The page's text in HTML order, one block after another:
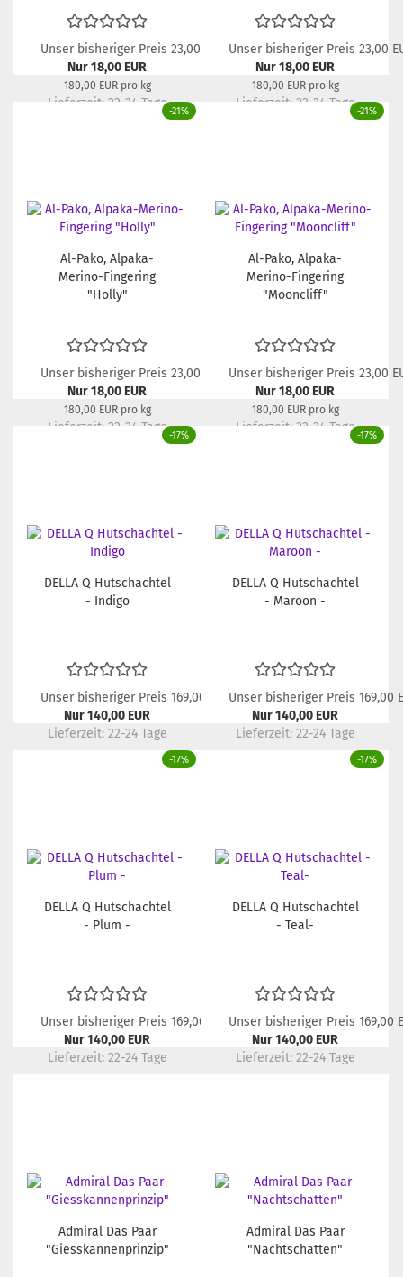
Unser bisheriger Preis 23,00 EUR
Nur 18,00 EUR
180,00 EUR pro kg
Lieferzeit: 22-24 Tage
Unser bisheriger Preis 23,00
Nur 18,00 EUR
180,00 EUR pro kg
Lieferzeit: 22-24 Tage
-21%
Al-Pako, Alpaka-
Merino-Fingering
"Holly"
Unser bisheriger Preis 23,00 EUR
Nur 18,00 EUR
180,00 EUR pro kg
Lieferzeit: 22-24 Tage
-21%
Al-Pako, Alpaka-
Merino-Fingering
"Mooncliff"
Unser bisheriger Preis 23,00
Nur 18,00 EUR
180,00 EUR pro kg
Lieferzeit: 22-24 Tage
-17%
DELLA Q Hutschachtel
- Indigo
Unser bisheriger Preis 169,00 EUR
Nur 140,00 EUR
Lieferzeit: 22-24 Tage
-17%
DELLA Q Hutschachtel
- Maroon -
Unser bisheriger Preis 169,00
Nur 140,00 EUR
Lieferzeit: 22-24 Tage
-17%
DELLA Q Hutschachtel
- Plum -
Unser bisheriger Preis 169,00 EUR
Nur 140,00 EUR
Lieferzeit: 22-24 Tage
-17%
DELLA Q Hutschachtel
- Teal-
Unser bisheriger Preis 169,00
Nur 140,00 EUR
Lieferzeit: 22-24 Tage
Admiral Das Paar
"Giesskannenprinzip"
Admiral Das Paar
"Nachtschatten"